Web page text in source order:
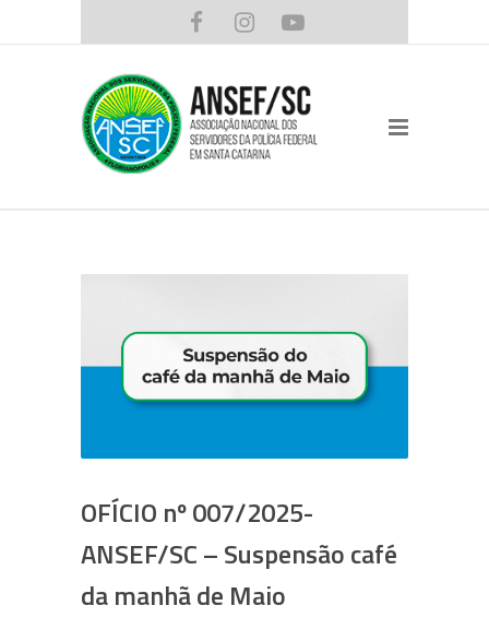
OFÍCIO nº 007/2025-
ANSEF/SC – Suspensão café
da manhã de Maio